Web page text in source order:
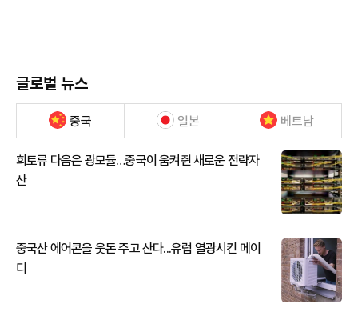
글로벌 뉴스
중국 일본 베트남
희토류 다음은 광모듈…중국이 움켜쥔 새로운 전략자
산
중국산 에어콘을 웃돈 주고 산다...유럽 열광시킨 메이
디